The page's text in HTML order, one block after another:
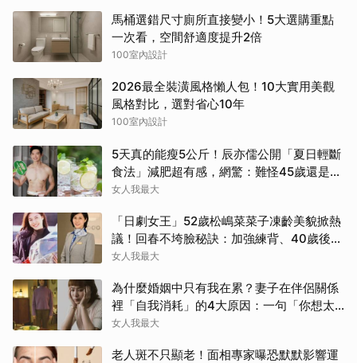
馬桶選錯尺寸廁所直接變小！5大選購重點
一次看，空間舒適度提升2倍
100室內設計
2026最全裝潢風格懶人包！10大實用美觀
風格對比，選對省心10年
100室內設計
5天真的能瘦5公斤！辰亦儒公開「夏日輕斷
食法」減肥超有感，網驚：難怪45歲還是男
神
女人我最大
「日劇女王」52歲松嶋菜菜子凍齡美貌掀熱
議！回春不垮臉秘訣：加強練背、40歲後飲
食是關鍵！
女人我最大
為什麼婚姻中只有我在累？妻子在伴侶關係
裡「自我消耗」的4大原因：一句「你想太
多」讓人無奈
女人我最大
老人斑不只顯老！面相專家曝恐默默影響運